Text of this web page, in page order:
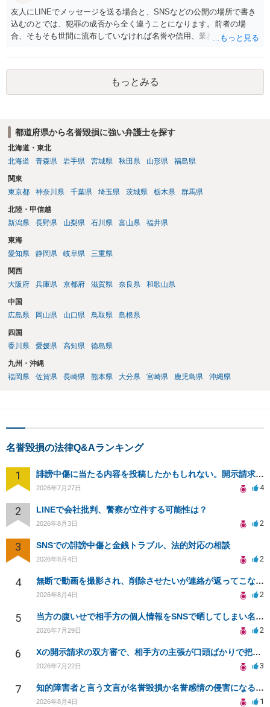
友人にLINEでメッセージを送る場合と、SNSなどの公開の場所で書き
込むのとでは、犯罪の成否から全く違うことになります。前者の場
合、そもそも世間に流布していなければ名誉や信用、業務にかかる犯
もっとみる
都道府県から名誉毀損に強い弁護士を探す
北海道・東北
北海道
青森県 岩手県 宮城県 秋田県 山形県 福島県
関東
東京都
神奈川県 千葉県 埼玉県 茨城県 栃木県 群馬県
北陸・甲信越
新潟県
長野県 山梨県 石川県 富山県 福井県
東海
愛知県
静岡県 岐阜県 三重県
関西
大阪府
兵庫県 京都府 滋賀県 奈良県 和歌山県
中国
広島県
岡山県 山口県 鳥取県 島根県
四国
香川県
愛媛県 高知県 徳島県
九州・沖縄
福岡県
佐賀県 長崎県 熊本県 大分県 宮崎県 鹿児島県 沖縄県
名誉毀損の法律Q&Aランキング
1 誹謗中傷に当たる内容を投稿したかもしれない。開示請求や民事刑事裁判に発展しうるのか教えて欲しい。
2026年7月27日 4
2 LINEで会社批判、警察が立件する可能性は？
2026年8月3日 2
3 SNSでの誹謗中傷と金銭トラブル、法的対応の相談
2026年8月4日 2
4 無断で動画を撮影され、削除させたいが連絡が返ってこない。
2026年8月4日 2
5 当方の腹いせで相手方の個人情報をSNSで晒してしまい名誉毀損させてしまったかもしれない
2026年7月29日 2
6 Xの開示請求の双方審で、相手方の主張が口頭ばかりで把握しきれません
2026年7月22日 3
7 知的障害者と言う文言が名誉毀損か名誉感情の侵害になるか教えてほしい。
2026年8月4日 1